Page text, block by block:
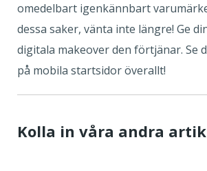
omedelbart igenkännbart
dessa saker, vänta inte längre! Ge
digitala makeover den förtjänar. Se
på mobila startsidor överallt!
Kolla in våra andra